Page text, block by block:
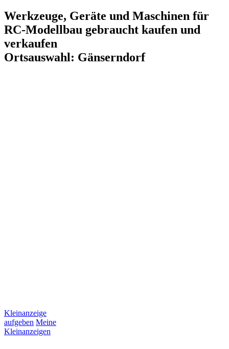
Werkzeuge, Geräte und Maschinen für
RC-Modellbau gebraucht kaufen und
verkaufen
Ortsauswahl: Gänserndorf
Kleinanzeige
aufgeben Meine
Kleinanzeigen